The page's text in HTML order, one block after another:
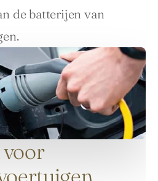
de batterijen van